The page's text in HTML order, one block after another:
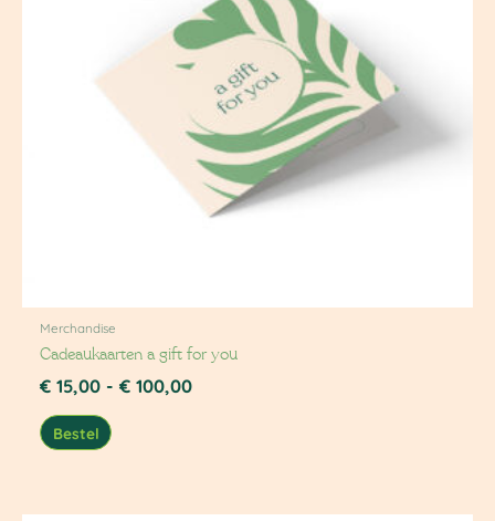
Merchandise
Cadeaukaarten a gift for you
€ 15,00 - € 100,00
Bestel